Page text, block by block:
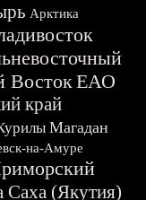
Арктика
ВостокЕАО
край
Магадан
на-Амуре
Саха (Якутия)